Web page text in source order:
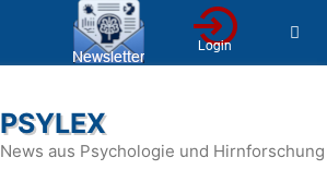
PSYLEX
News aus Psychologie und Hirnforschung